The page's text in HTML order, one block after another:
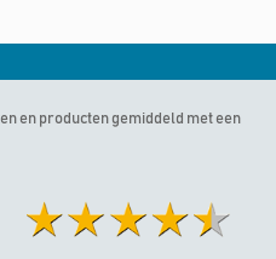
en producten gemiddeld met een